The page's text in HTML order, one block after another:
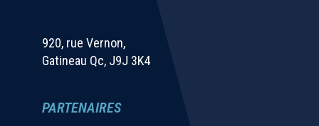
920, rue Vernon,
Gatineau Qc, J9J 3K4
PARTENAIRES